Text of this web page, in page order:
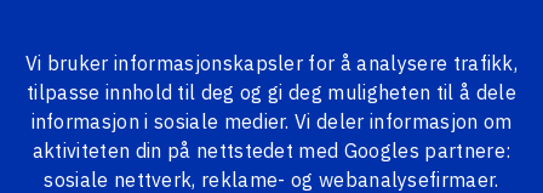
Vi bruker informasjonskapsler for å analysere trafikk,
tilpasse innhold til deg og gi deg muligheten til å dele
informasjon i sosiale medier. Vi deler informasjon om
aktiviteten din på nettstedet med Googles partnere:
sosiale nettverk, reklame- og webanalysefirmaer.
ALLE PRODUKTER
Innerdører